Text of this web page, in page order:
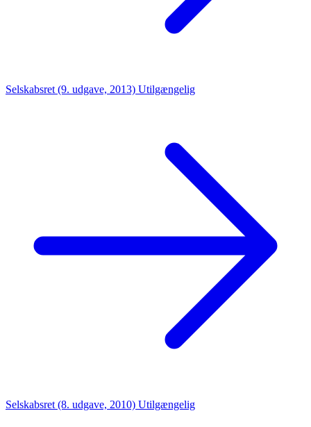
Selskabsret (9. udgave, 2013) Utilgængelig
Selskabsret (8. udgave, 2010) Utilgængelig